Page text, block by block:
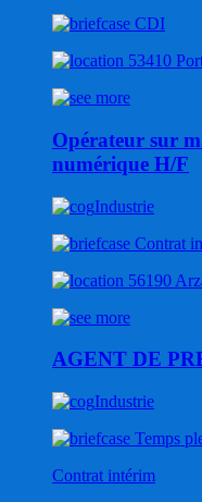
CDI
53410
Opérateur sur
numérique H/F
Industrie
Contrat
56190
AGENT DE
Industrie
Temps
Contrat intérim